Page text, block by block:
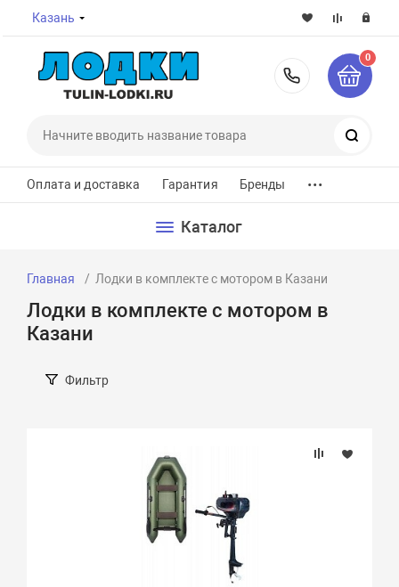
Казань
8-800-
0
Оплата и доставка Гарантия Бренды ...
Каталог
Главная Лодки в комплекте с мотором в Казани
Лодки в комплекте с мотором в
Казани
Фильтр